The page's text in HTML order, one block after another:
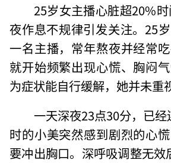
25岁女主播心脏超20%
夜作息不规律引发关注。25
一名主播，常年熬夜并经常
就开始频繁出现心慌、胸闷
为症状能自行缓解，她并未重
一天深夜23点30分，已
时的小美突然感到剧烈的心
要冲出胸口。深呼吸调整无效